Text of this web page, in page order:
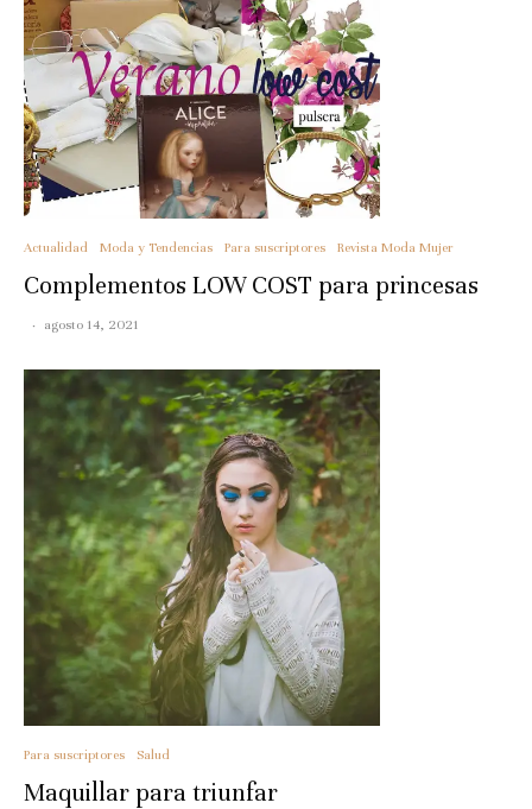
Actualidad Moda y Tendencias Para suscriptores Revista Moda Mujer
Complementos LOW COST para princesas
· agosto 14, 2021
Para suscriptores Salud
Maquillar para triunfar